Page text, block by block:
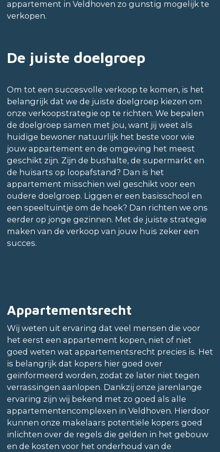
appartement in Veldhoven zo gunstig mogelijk te
verkopen.
De juiste doelgroep
Om tot een succesvolle verkoop te komen, is het
belangrijk dat we de juiste doelgroep kiezen om
onze verkoopstrategie op te richten. We bepalen
de doelgroep samen met jou, want jij weet als
huidige bewoner natuurlijk het beste voor wie
jouw appartement en de omgeving het meest
geschikt zijn. Zijn de bushalte, de supermarkt en
de huisarts op loopafstand? Dan is het
appartement misschien wel geschikt voor een
oudere doelgroep. Liggen er een basisschool en
een speeltuintje om de hoek? Dan richten we ons
eerder op jonge gezinnen. Met de juiste strategie
maken van de verkoop van jouw huis zeker een
succes.
Appartementsrecht
Wij weten uit ervaring dat veel mensen die voor
het eerst een appartement kopen, niet of niet
goed weten wat appartementsrecht precies is. Het
is belangrijk dat kopers hier goed over
geïnformeerd worden, zodat ze later niet tegen
verrassingen aanlopen. Dankzij onze jarenlange
ervaring zijn wij bekend met zo goed als alle
appartementencomplexen in Veldhoven. Hierdoor
kunnen onze makelaars potentiële kopers goed
inlichten over de regels die gelden in het gebouw
en de kosten voor het onderhoud van de